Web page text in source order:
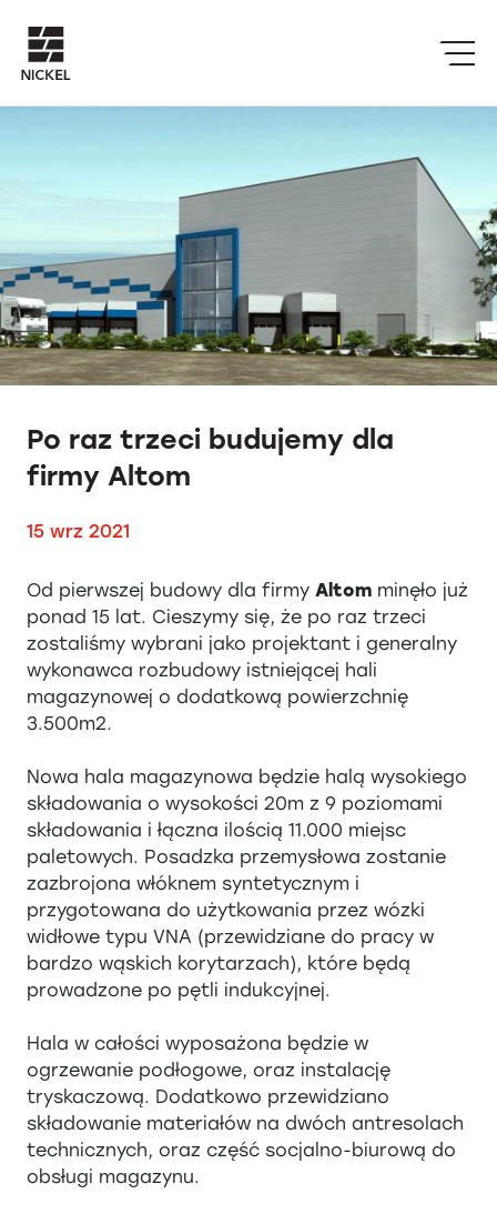
Po raz trzeci budujemy dla
firmy Altom
15 wrz 2021
Od pierwszej budowy dla firmy Altom minęło już
ponad 15 lat. Cieszymy się, że po raz trzeci
zostaliśmy wybrani jako projektant i generalny
wykonawca rozbudowy istniejącej hali
magazynowej o dodatkową powierzchnię
3.500m2.
Nowa hala magazynowa będzie halą wysokiego
składowania o wysokości 20m z 9 poziomami
składowania i łączna ilością 11.000 miejsc
paletowych. Posadzka przemysłowa zostanie
zazbrojona włóknem syntetycznym i
przygotowana do użytkowania przez wózki
widłowe typu VNA (przewidziane do pracy w
bardzo wąskich korytarzach), które będą
prowadzone po pętli indukcyjnej.
Hala w całości wyposażona będzie w
ogrzewanie podłogowe, oraz instalację
tryskaczową. Dodatkowo przewidziano
składowanie materiałów na dwóch antresolach
technicznych, oraz część socjalno-biurową do
obsługi magazynu.